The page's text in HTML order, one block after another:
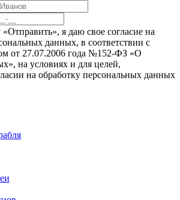
я даю свое согласие на
данных, в соответствии с
от 27.07.2006 года №152-ФЗ «О
на условиях и для целей,
на обработку персональных данных